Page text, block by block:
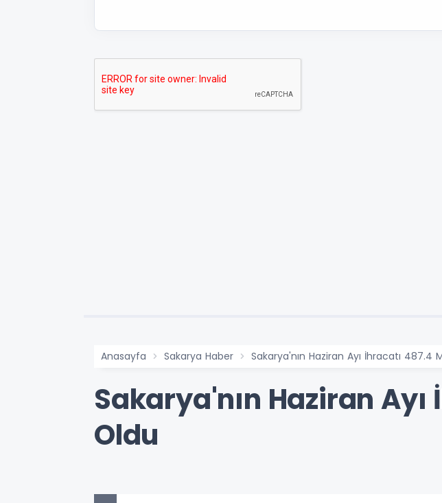
Anasayfa Sakarya Haber Sakarya'nın Haziran Ayı İhracatı 487.4
Sakarya'nın Haziran
Oldu